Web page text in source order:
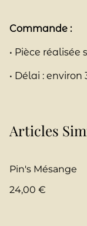
Commande :
• Pièce
• Délai : environ
Articles
Pin's Mésange
24,00 €